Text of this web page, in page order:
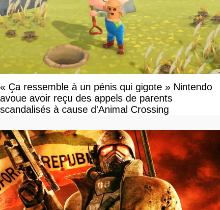
« Ça ressemble à un pénis qui gigote » Nintendo
avoue avoir reçu des appels de parents
scandalisés à cause d'Animal Crossing